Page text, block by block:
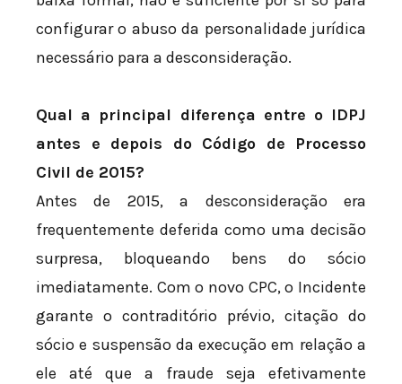
configurar o abuso da personalidade jurídica
necessário para a desconsideração.
Qual a principal diferença entre o IDPJ
antes e depois do Código de Processo
Civil de 2015?
Antes de 2015, a desconsideração era
frequentemente deferida como uma decisão
surpresa, bloqueando bens do sócio
imediatamente. Com o novo CPC, o Incidente
garante o contraditório prévio, citação do
sócio e suspensão da execução em relação a
ele até que a fraude seja efetivamente